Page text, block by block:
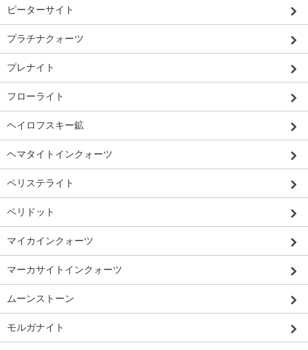
ピーターサイト
プラチナクォーツ
プレナイト
フローライト
ヘイロフスキー鉱
ヘマタイトインクォーツ
ペリステライト
ペリドット
マイカインクォーツ
マーカサイトインクォーツ
ムーンストーン
モルガナイト